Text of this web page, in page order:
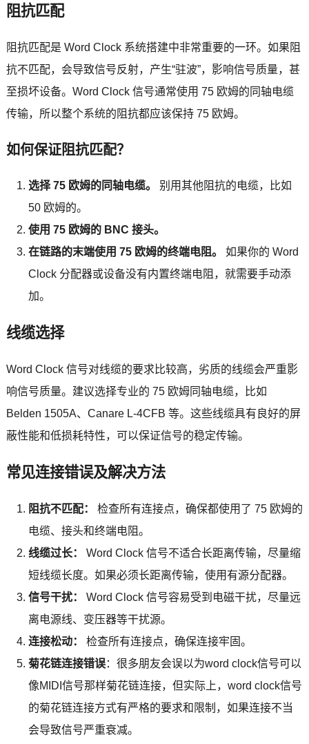
阻抗匹配
阻抗匹配是 Word Clock 系统搭建中非常重要的一环。如果阻
抗不匹配，会导致信号反射，产生“驻波”，影响信号质量，甚
至损坏设备。Word Clock 信号通常使用 75 欧姆的同轴电缆
传输，所以整个系统的阻抗都应该保持 75 欧姆。
如何保证阻抗匹配？
选择 75 欧姆的同轴电缆。
别用其他阻抗的电缆，比如
50 欧姆的。
使用 75 欧姆的 BNC 接头。
在链路的末端使用 75 欧姆的终端电阻。
如果你的 Word
Clock 分配器或设备没有内置终端电阻，就需要手动添
加。
线缆选择
Word Clock 信号对线缆的要求比较高，劣质的线缆会严重影
响信号质量。建议选择专业的 75 欧姆同轴电缆，比如
Belden 1505A、Canare L-4CFB 等。这些线缆具有良好的屏
蔽性能和低损耗特性，可以保证信号的稳定传输。
常见连接错误及解决方法
阻抗不匹配：
检查所有连接点，确保都使用了 75 欧姆的
电缆、接头和终端电阻。
线缆过长：
Word Clock 信号不适合长距离传输，尽量缩
短线缆长度。如果必须长距离传输，使用有源分配器。
信号干扰：
Word Clock 信号容易受到电磁干扰，尽量远
离电源线、变压器等干扰源。
连接松动：
检查所有连接点，确保连接牢固。
菊花链连接错误：很多朋友会误以为word clock信号可以
像MIDI信号那样菊花链连接，但实际上，word clock信号
的菊花链连接方式有严格的要求和限制，如果连接不当
会导致信号严重衰减。